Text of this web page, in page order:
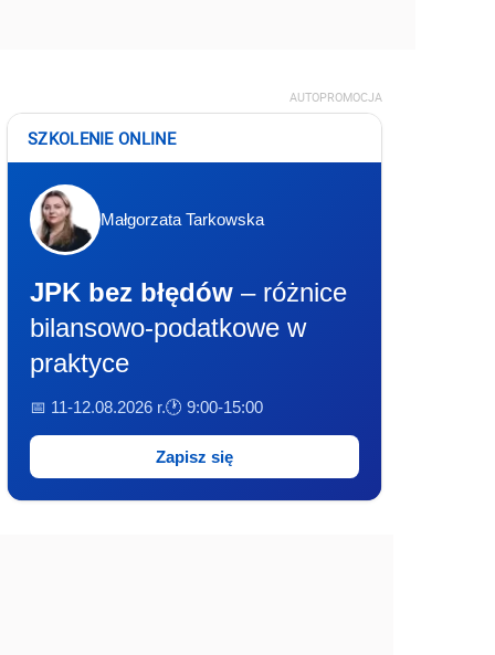
AUTOPROMOCJA
SZKOLENIE ONLINE
Małgorzata Tarkowska
JPK bez błędów – różnice
bilansowo-podatkowe w
praktyce
📅 11-12.08.2026 r.🕐 9:00-15:00
Zapisz się